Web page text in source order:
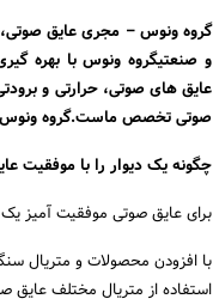
گروه ونوس – مجری عایق
و صنعتیگروه ونوس با بهره
عایق های صوتی، حرارتی و
صوتی تخصص ماست.گروه ونوس
چگونه یک دیوار را با موفقیت
برای عایق صوتی موفقیت آمیز یک
با افزودن محصولات و متریال
استفاده از متریال مختلف